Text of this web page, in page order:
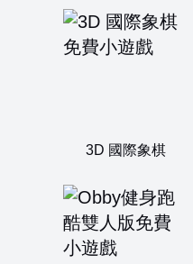
3D 國際象棋